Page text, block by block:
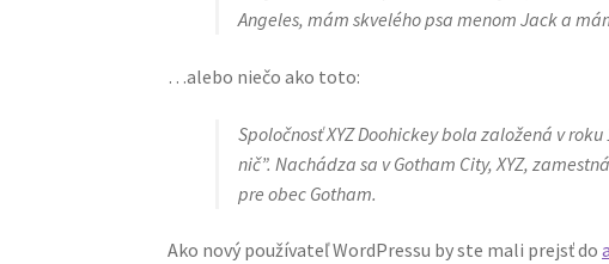
Angeles, mám skvelého psa menom Jack a
…alebo niečo ako toto:
Spoločnosť XYZ Doohickey bola založená v
nič”. Nachádza sa v Gotham City, XYZ,
pre obec Gotham.
Ako nový používateľ WordPressu by ste mali prejsť do